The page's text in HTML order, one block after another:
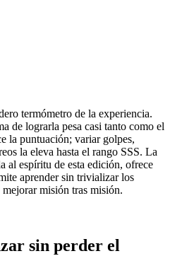
termómetro de la experiencia.
de lograrla pesa casi tanto como el
la puntuación; variar golpes,
la eleva hasta el rango SSS. La
al espíritu de esta edición, ofrece
aprender sin trivializar los
misión tras misión.
sin perder el